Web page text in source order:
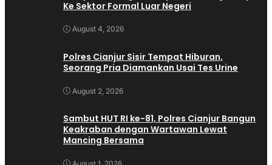
Ke Sektor Formal Luar Negeri
August 4, 2026
Polres Cianjur Sisir Tempat Hiburan,
Seorang Pria Diamankan Usai Tes Urine
August 2, 2026
Sambut HUT RI ke-81, Polres Cianjur Bangun
Keakraban dengan Wartawan Lewat
Mancing Bersama